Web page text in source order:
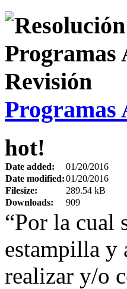
Programas
hot!
Date added:
01/20/2016
Date modified:01/20/2016
Filesize:
289.54 kB
Downloads:
909
“Por la cual
estampilla y
realizar y/o